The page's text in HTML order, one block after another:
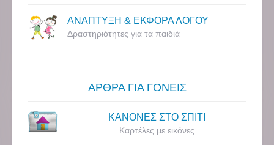
ΑΝΑΠΤΥΞΗ & ΕΚΦΟΡΑ ΛΟΓΟΥ
Δραστηριότητες για τα παιδιά
ΑΡΘΡΑ ΓΙΑ ΓΟΝΕΙΣ
ΚΑΝΟΝΕΣ ΣΤΟ ΣΠΙΤΙ
Καρτέλες με εικόνες